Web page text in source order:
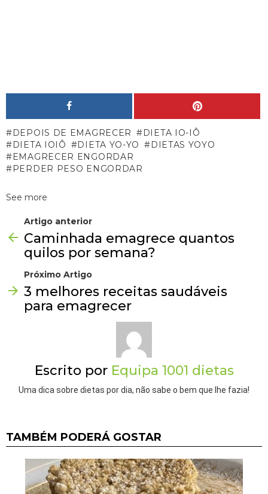
DEPOIS DE EMAGRECER
DIETA IO-IÔ
DIETA IOIÔ
DIETA YO-YO
DIETAS YOYO
EMAGRECER ENGORDAR
PERDER PESO ENGORDAR
See more
Artigo anterior
Caminhada emagrece quantos
quilos por semana?
Próximo Artigo
3 melhores receitas saudáveis
para emagrecer
Escrito por Equipa 1001 dietas
Uma dica sobre dietas por dia, não sabe o bem que lhe fazia!
TAMBÉM PODERÁ GOSTAR